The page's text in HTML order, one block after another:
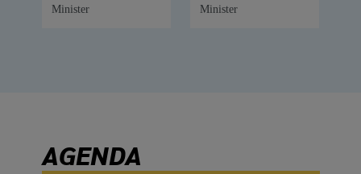
Minister Minister
AGENDA